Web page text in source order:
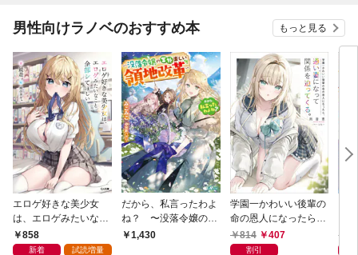
男性向けラノベのおすすめ本 もっと見る
エロゲ好きな美少女
は、エロゲみたいなこ
と全部シてほしい【電
子ＳＳ特典付き】
858
新着 試読増量
だから、私言ったわよ
ね？ 〜没落令嬢の案
外楽しい領地改革〜
1,430
学園一かわいい後輩の
命の恩人になったら、
通い妻になって関係を
迫ってくる。
814 407
割引